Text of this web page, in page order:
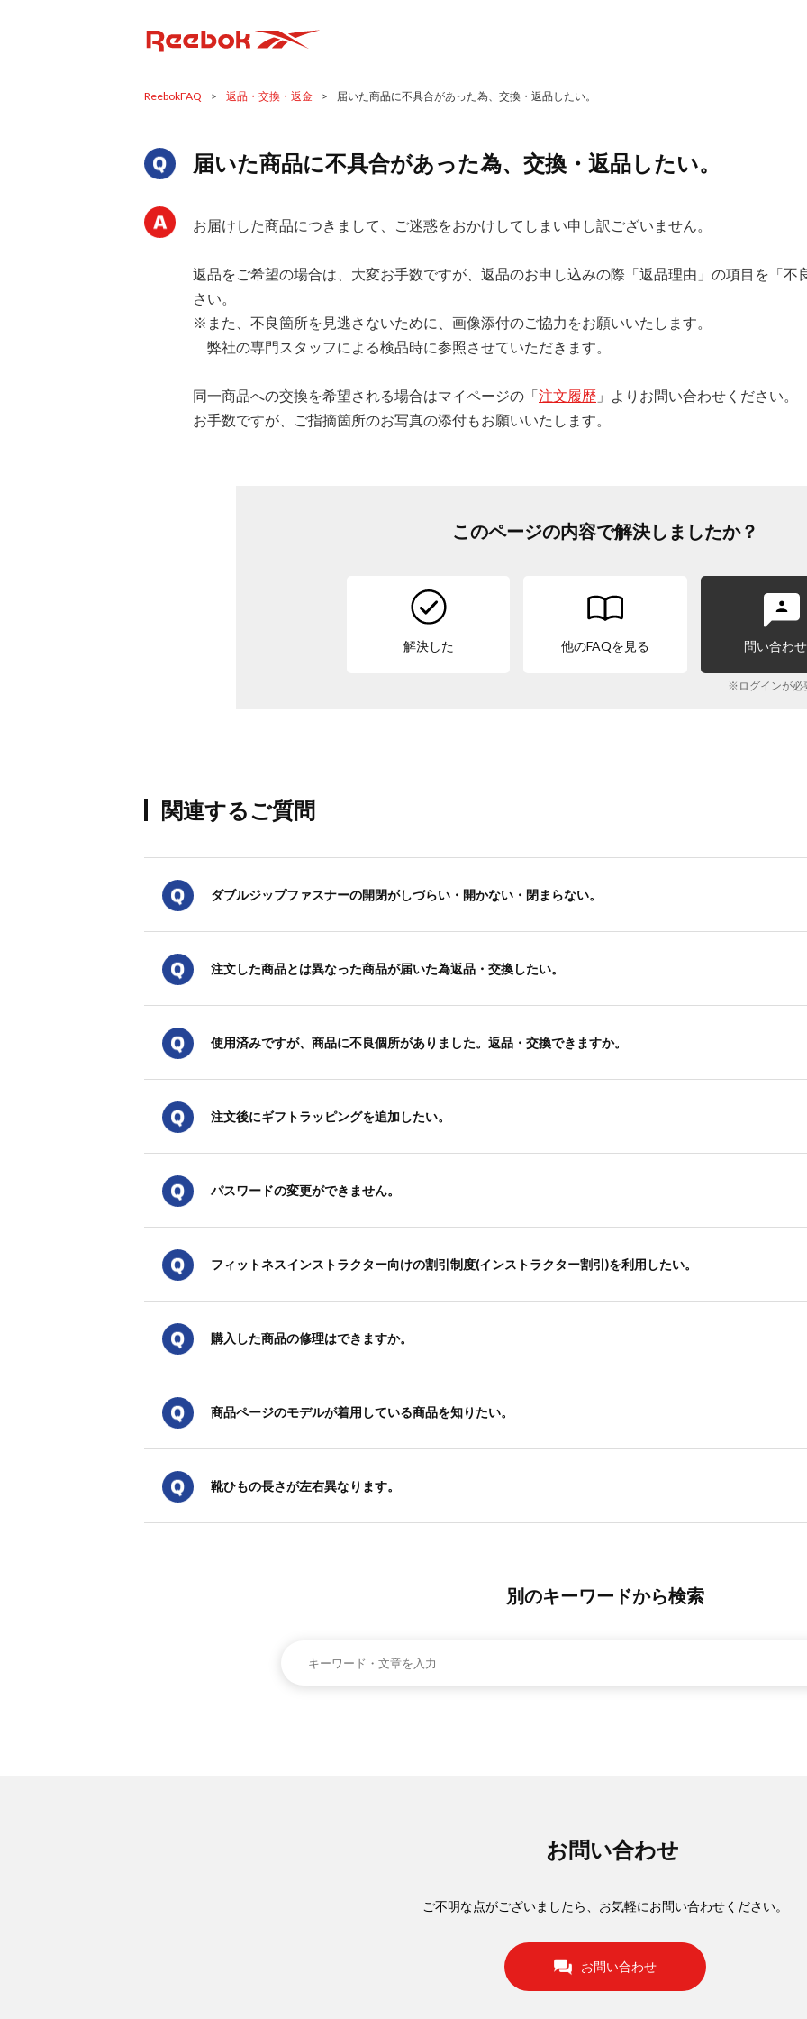
ReebokFAQ > 返品・交換・返金 > 届いた商品に不具合があった為、交換・返品したい。
届いた商品に不具合があった為、交換・返品したい。
お届けした商品につきまして、ご迷惑をおかけしてしまい申し訳ございません。
返品をご希望の場合は、大変お手数ですが、返品のお申し込みの際「返品理由」の項目を「不
さい。
※また、不良箇所を見逃さないために、画像添付のご協力をお願いいたします。
弊社の専門スタッフによる検品時に参照させていただきます。
同一商品への交換を希望される場合はマイページの「注文履歴 」よりお問い合わせください。
お手数ですが、ご指摘箇所のお写真の添付もお願いいたします。
このページの内容で解決しましたか？
解決した 他のFAQを見る 問い合わ
※ログインが必
関連するご質問
ダブルジップファスナーの開閉がしづらい・開かない・閉まらない。
注文した商品とは異なった商品が届いた為返品・交換したい。
使用済みですが、商品に不良個所がありました。返品・交換できますか。
注文後にギフトラッピングを追加したい。
パスワードの変更ができません。
フィットネスインストラクター向けの割引制度(インストラクター割引)を利用したい。
購入した商品の修理はできますか。
商品ページのモデルが着用している商品を知りたい。
靴ひもの長さが左右異なります。
別のキーワードから検索
お問い合わせ
ご不明な点がございましたら、お気軽にお問い合わせください。
お問い合わせ